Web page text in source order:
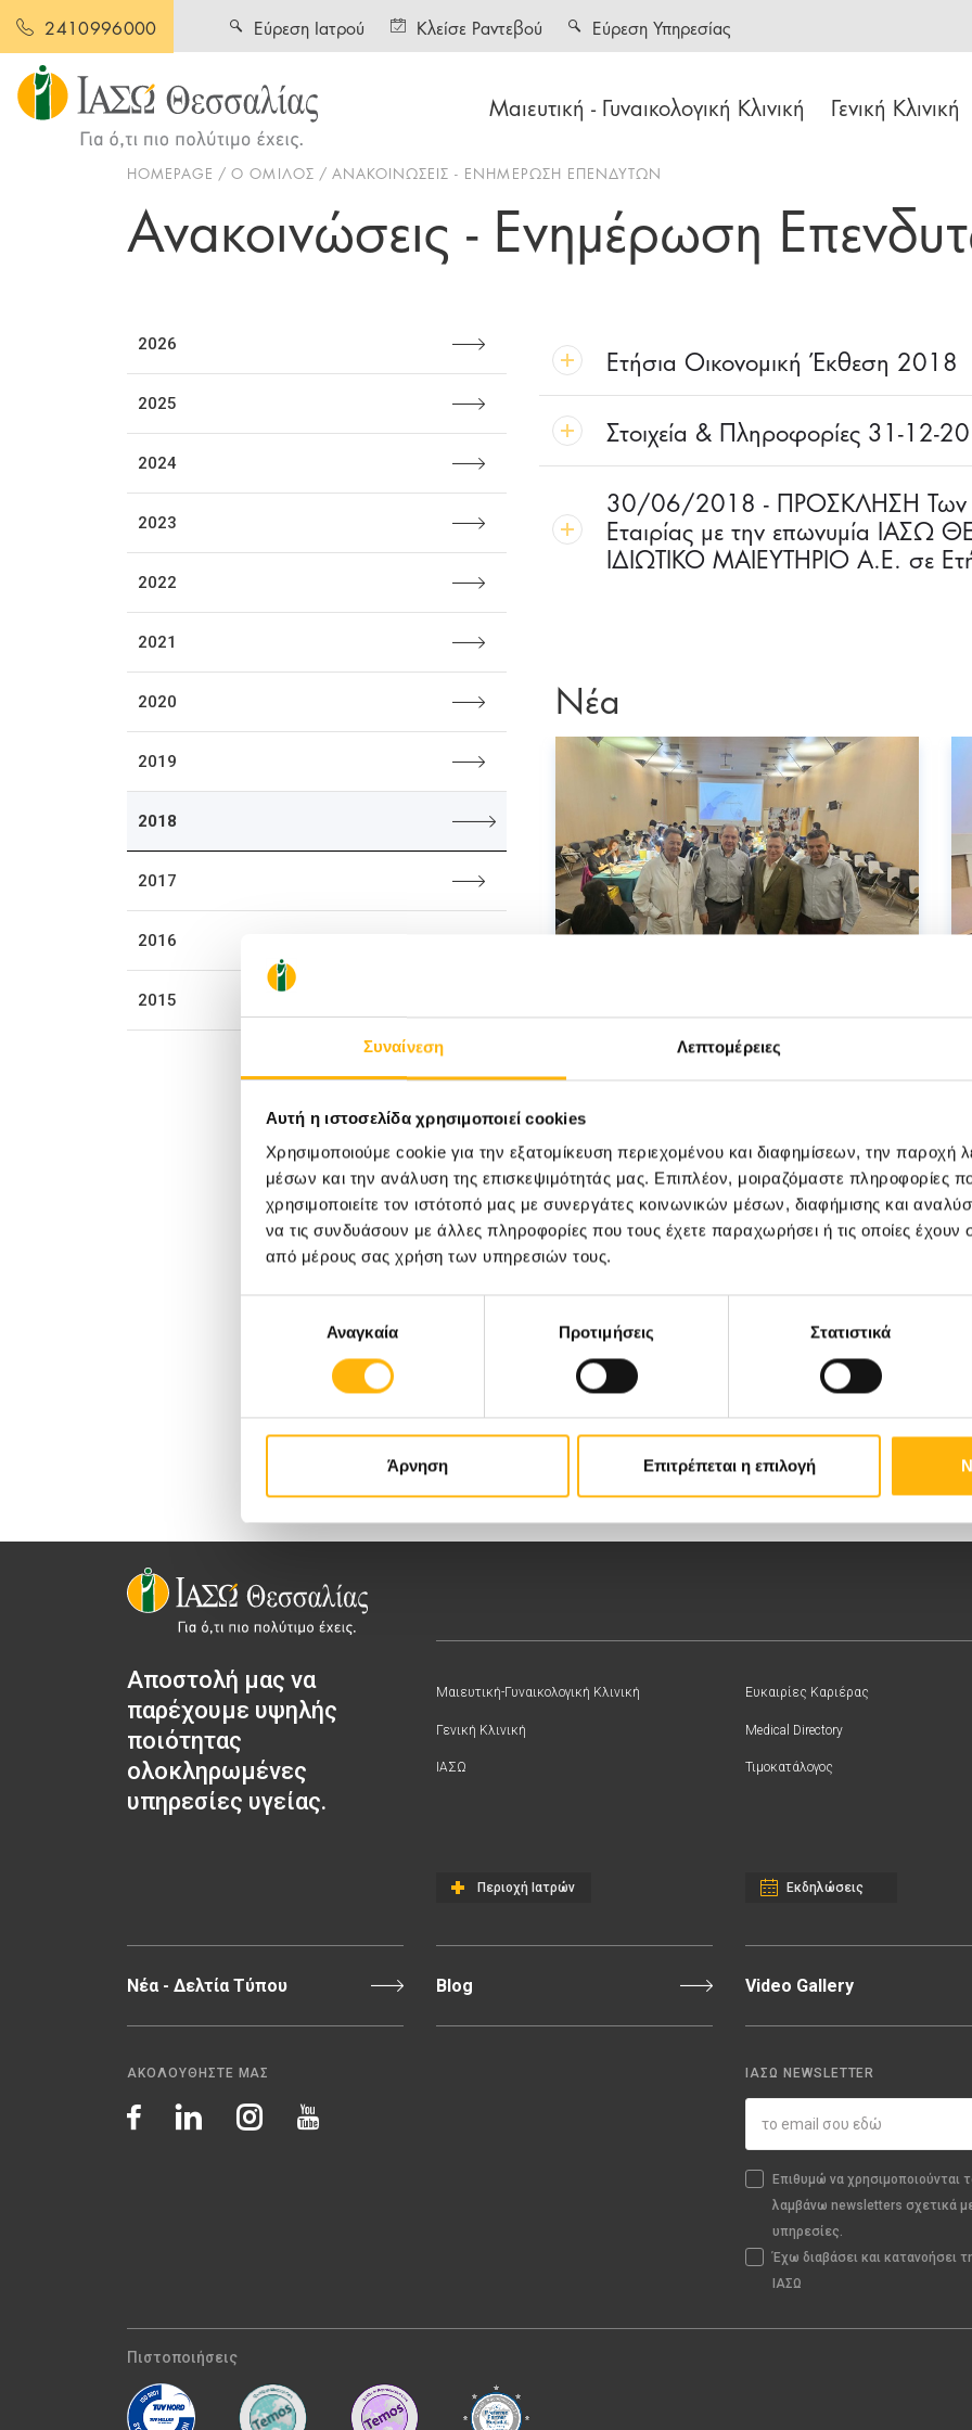
Συναίνεση Λεπτομέρειες
Αυτή η ιστοσελίδα χρησιμοποιεί cookies
Χρησιμοποιούμε cookie για την εξατομίκευση περιεχομένου και διαφημίσεων, την παροχή
μέσων και την ανάλυση της επισκεψιμότητάς μας. Επιπλέον, μοιραζόμαστε πληροφορίες
χρησιμοποιείτε τον ιστότοπό μας με συνεργάτες κοινωνικών μέσων, διαφήμισης και
να τις συνδυάσουν με άλλες πληροφορίες που τους έχετε παραχωρήσει ή τις οποίες έχουν
από μέρους σας χρήση των υπηρεσιών τους.
συγκατάθεσηςΑναγκαία Προτιμήσεις Στατιστικά
Άρνηση Επιτρέπεται η επιλογή
2410996000
Μαιευτική - Γυναικολογική Κλινική Γενική Κλινική
Εύρεση Ιατρού Κλείσε Ραντεβού Εύρεση Υπηρεσίας
HOMEPAGE Ο ΟΜΙΛΟΣ ΑΝΑΚΟΙΝΩΣΕΙΣ - ΕΝΗΜΕΡΩΣΗ ΕΠΕΝΔΥΤΩΝ
Ανακοινώσεις - Ενημέρωση
2026
2025
2024
2023
2022
2021
2020
2019
2018
2017
2016
2015
Ετήσια Οικονομική Έκθεση 2018
Στοιχεία & Πληροφορίες 31-12-
30/06/2018 - ΠΡΟΣΚΛΗΣΗ Των
Εταιρίας με την επωνυμία ΙΑΣΩ
ΙΔΙΩΤΙΚΟ ΜΑΙΕΥΤΗΡΙΟ Α.Ε. σε
Νέα
20/12/2023
Χριστουγεννιάτικη Γιορτή
Προσφοράς στο ΙΑΣΩ
Θεσσαλίας
31/03/2026
Surgical Skills (BSS) στο
ΙΑΣΩ Θεσσαλίας συνεχίζει
δυναμικά από το 2012 με
αυξημένη ευρωπαϊκή
ΌΜΙΛΟΣ
Δείτε όλα τα νέα
Αποστολή μας να
παρέχουμε υψηλής
ποιότητας
ολοκληρωμένες
υπηρεσίες υγείας.
Μαιευτική-Γυναικολογική Κλινική
Γενική Κλινική
ΙΑΣΩ
Περιοχή Ιατρών
Ευκαιρίες Καριέρας
Medical Directory
Τιμοκατάλογος
Εκδηλώσεις
Νέα - Δελτία Τύπου Blog Video Gallery
ΑΚΟΛΟΥΘΗΣΤΕ ΜΑΣ ΙΑΣΩ NEWSLETTER
Επιθυμώ να χρησιμοποιούνται
λαμβάνω newsletters σχετικά
υπηρεσίες.
Έχω διαβάσει και κατανοήσει
ΙΑΣΩ
Πιστοποιήσεις